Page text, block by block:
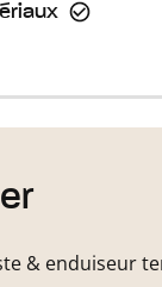
& enduiseur